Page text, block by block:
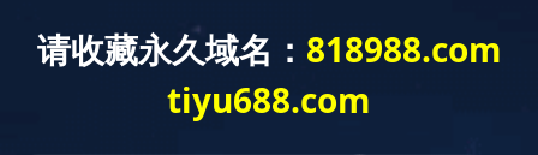
星空官方网页版